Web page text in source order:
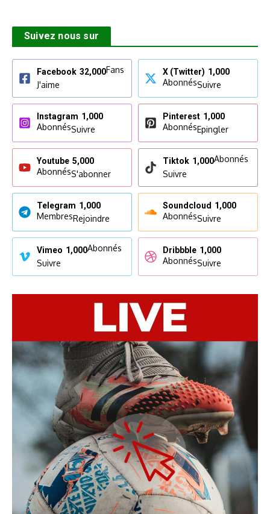
Suivez nous sur
Facebook 32,000Fans
J'aime
X (Twitter) 1,000
AbonnésSuivre
Instagram 1,000
AbonnésSuivre
Pinterest 1,000
AbonnésEpingler
Youtube 5,000
AbonnésS'abonner
Tiktok 1,000Abonnés
Suivre
Telegram 1,000
MembresRejoindre
Soundcloud 1,000
AbonnésSuivre
Vimeo 1,000Abonnés
Suivre
Dribbble 1,000
AbonnésSuivre